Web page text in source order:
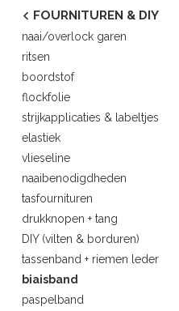
FOURNITUREN & DIY
naai/overlock garen
ritsen
boordstof
flockfolie
strijkapplicaties & labeltjes
elastiek
vlieseline
naaibenodigdheden
tasfournituren
drukknopen + tang
DIY (vilten & borduren)
tassenband + riemen leder
biaisband
paspelband